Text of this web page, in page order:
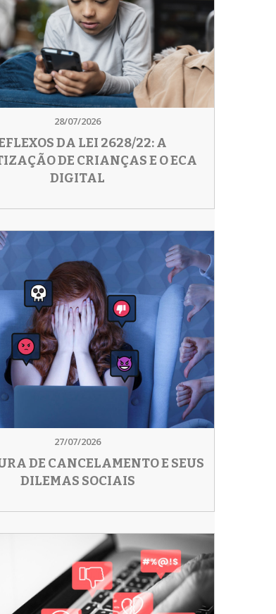
28/07/2026
DA LEI 2628/22: A
DE CRIANÇAS E O ECA
DIGITAL
27/07/2026
DE CANCELAMENTO E SEUS
DILEMAS SOCIAIS